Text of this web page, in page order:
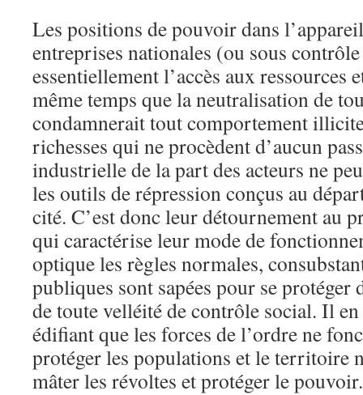
Les positions de pouvoir dans
entreprises nationales (ou sous
essentiellement l’accès aux ressources
même temps que la neutralisation de
condamnerait tout comportement
richesses qui ne procèdent d’aucun
industrielle de la part des acteurs ne
les outils de répression conçus au
cité. C’est donc leur détournement au
qui caractérise leur mode de
optique les règles normales,
publiques sont sapées pour se protéger
de toute velléité de contrôle social. Il
édifiant que les forces de l’ordre ne
protéger les populations et le territoire
mâter les révoltes et protéger le pouvoir.